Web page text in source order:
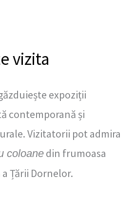
vizita
expoziții
contemporană și
Vizitatorii pot admira
coloane din frumoasa
Țării Dornelor.